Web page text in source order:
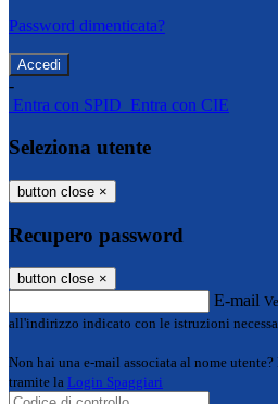
Password dimenticata?
-
Entra con SPID Entra con CIE
Seleziona utente
button close ×
Recupero password
button close ×
E-mail
all'indirizzo indicato con le istruzioni
Non hai una e-mail associata al nome
tramite la Login Spaggiari